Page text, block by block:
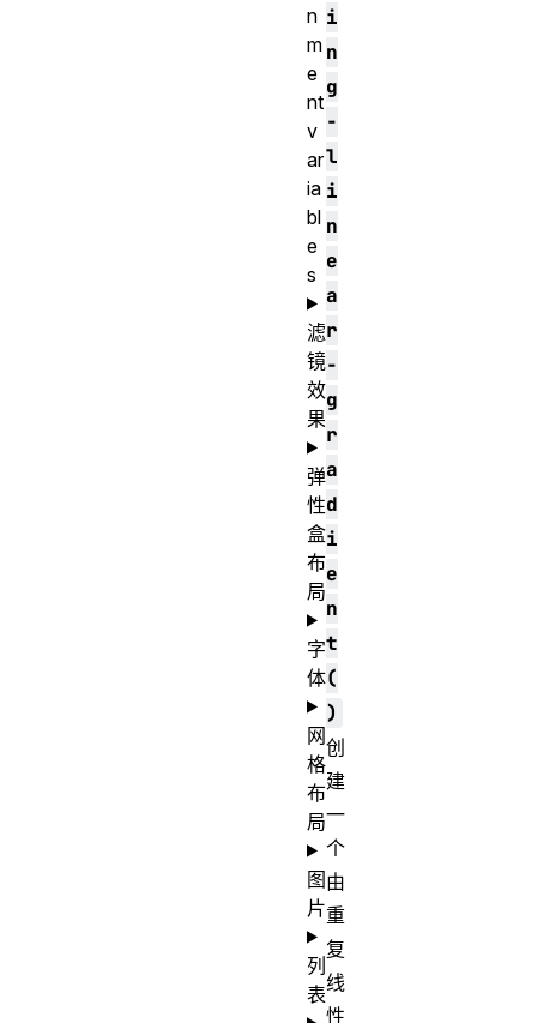
i
n
g
-
l
i
n
e
a
r
-
g
r
a
d
i
e
n
t
(
)
创
建
一
个
由
重
复
线
性
n
m
e
nt
v
ar
ia
bl
e
s
滤
镜
效
果
弹
性
盒
布
局
字
体
网
格
布
局
图
片
列
表